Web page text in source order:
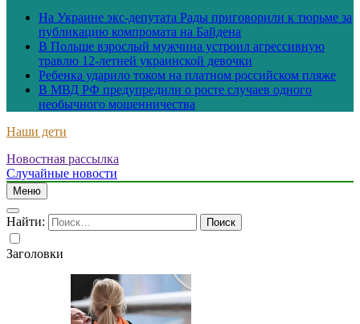
На Украине экс-депутата Рады приговорили к тюрьме за
публикацию компромата на Байдена
В Польше взрослый мужчина устроил агрессивную
травлю 12-летней украинской девочки
Ребенка ударило током на платном российском пляже
В МВД РФ предупредили о росте случаев одного
необычного мошенничества
Наши дети
Новостная рассылка
Случайные новости
Меню
Найти:
Заголовки